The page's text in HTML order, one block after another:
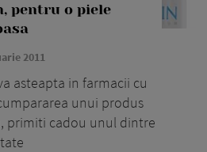
pentru o piele
2011
asteapta in farmacii cu
unui produs
primiti cadou unul dintre